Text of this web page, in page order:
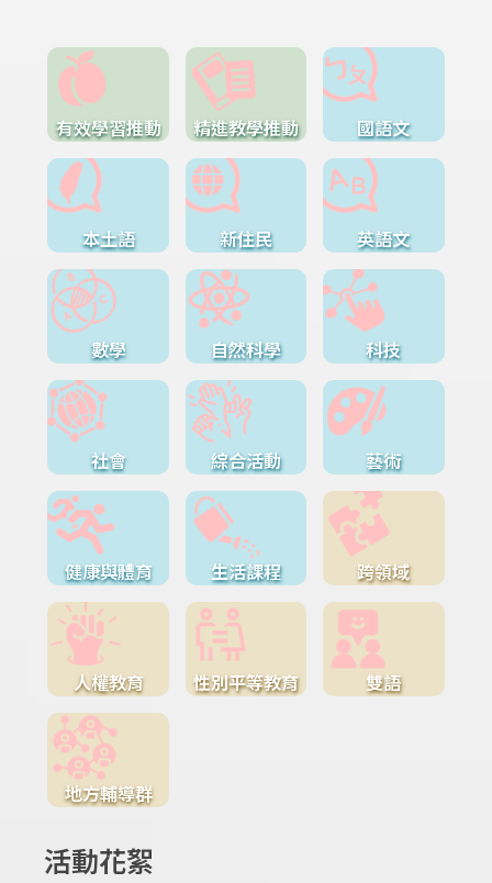
有效學習推動 精進教學推動 國語文
本土語 新住民 英語文
數學 自然科學 科技
社會 綜合活動 藝術
健康與體育 生活課程 跨領域
人權教育 性別平等教育 雙語
地方輔導群
活動花絮